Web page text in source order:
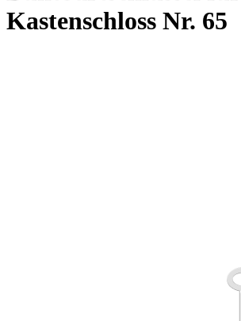
Kastenschloss Nr. 65